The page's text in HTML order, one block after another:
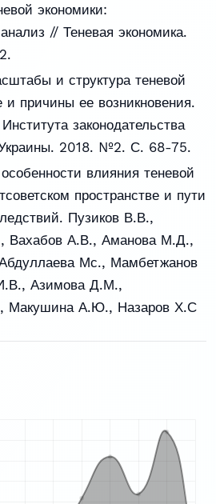
экономики:
// Теневая экономика.
и структура теневой
причины ее возникновения.
законодательства
2018. №2. С. 68-75.
влияния теневой
пространстве и пути
Пузиков В.В.,
Вахабов А.В., Аманова М.Д.,
Мс., Мамбетжанов
Азимова Д.М.,
Макушина А.Ю., Назаров Х.С